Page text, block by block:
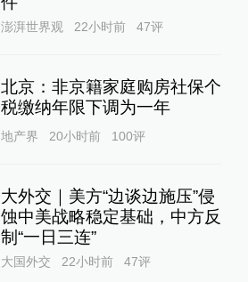
澎湃世界观 22小时前 47评
北京：非京籍家庭购房社保个
税缴纳年限下调为一年
地产界 20小时前 100评
大外交｜美方“边谈边施压”侵
蚀中美战略稳定基础，中方反
制“一日三连”
大国外交 22小时前 47评